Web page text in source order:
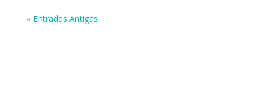
« Entradas Antigas